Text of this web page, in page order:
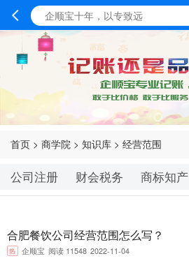
首页 > 商学院 > 知识库 > 经营范围
公司注册 财会税务 商标知产
合肥餐饮公司经营范围怎么写？
热 企顺宝 阅读 11548 2022-11-04